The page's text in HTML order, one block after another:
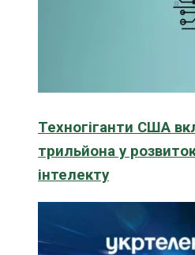
Техногіганти США
трильйона у
інтелекту